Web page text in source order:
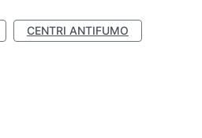
CENTRI ANTIFUMO